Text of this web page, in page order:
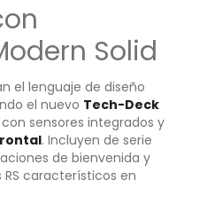
Solid
el lenguaje de diseño
el nuevo Tech-Deck
sensores integrados y
. Incluyen de serie
de bienvenida y
característicos en